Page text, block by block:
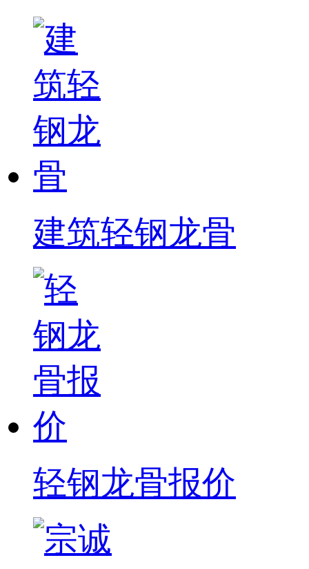
建筑轻钢龙骨
轻钢龙骨报价